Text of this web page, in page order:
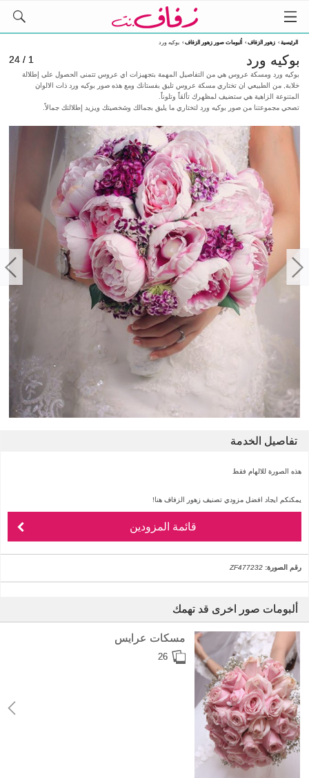
الرئيسية› زهور الزفاف› ألبومات صور زهور الزفاف› بوكيه ورد
بوكيه ورد 1 / 24
بوكيه ورد ومسكة عروس هي من التفاصيل المهمة بتجهيزات اي عروس تتمنى الحصول على إطلالة
خلابة, من الطبيعي ان تختاري مسكة عروس تليق بفستانك ومع هذه صور بوكيه ورد ذات الالوان
المتنوعة الزاهية هي ستضيف لمظهرك تألقاً وتلوناً.
تصحي مجموعتنا من صور بوكيه ورد لتختاري ما يليق بجمالك وشخصيتك ويزيد إطلالتك جمالاً.
تفاصيل الخدمة
هذه الصورة للالهام فقط
يمكنكم ايجاد افضل مزودي تصنيف زهور الزفاف هنا!
قائمة المزودين
رقم الصورة: ZF477232
ألبومات صور اخرى قد تهمك
مسكات عرايس
26